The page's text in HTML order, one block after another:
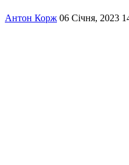
Антон Корж 06 Січня, 2023